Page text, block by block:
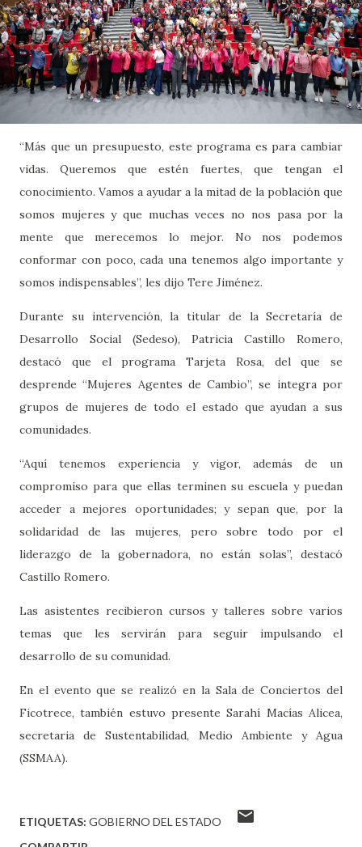
“Más que un presupuesto, este programa es para cambiar
vidas. Queremos que estén fuertes, que tengan el
conocimiento. Vamos a ayudar a la mitad de la población que
somos mujeres y que muchas veces no nos pasa por la
mente que merecemos lo mejor. No nos podemos
conformar con poco, cada una tenemos algo importante y
somos indispensables”, les dijo Tere Jiménez.
Durante su intervención, la titular de la Secretaría de
Desarrollo Social (Sedeso), Patricia Castillo Romero,
destacó que el programa Tarjeta Rosa, del que se
desprende “Mujeres Agentes de Cambio”, se integra por
grupos de mujeres de todo el estado que ayudan a sus
comunidades.
“Aquí tenemos experiencia y vigor, además de un
compromiso para que ellas terminen su escuela y puedan
acceder a mejores oportunidades; y sepan que, por la
solidaridad de las mujeres, pero sobre todo por el
liderazgo de la gobernadora, no están solas”, destacó
Castillo Romero.
Las asistentes recibieron cursos y talleres sobre varios
temas que les servirán para seguir impulsando el
desarrollo de su comunidad.
En el evento que se realizó en la Sala de Conciertos del
Ficotrece, también estuvo presente Sarahí Macías Alicea,
secretaria de Sustentabilidad, Medio Ambiente y Agua
(SSMAA).
ETIQUETAS: GOBIERNO DEL ESTADO